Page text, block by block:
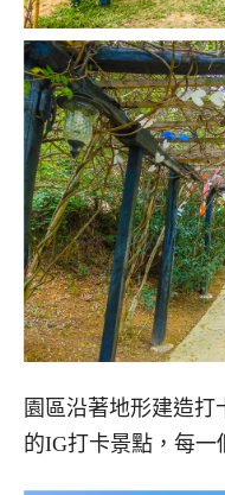
園區沿著地形建造打
的IG打卡景點，每